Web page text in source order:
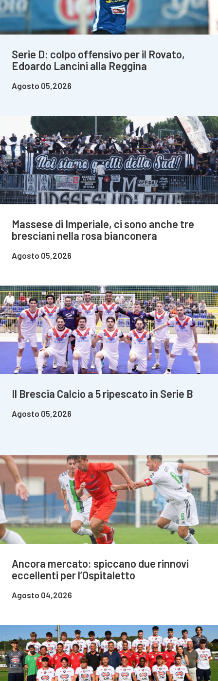
Serie D: colpo offensivo per il Rovato,
Edoardo Lancini alla Reggina
Agosto 05,2026
Massese di Imperiale, ci sono anche tre
bresciani nella rosa bianconera
Agosto 05,2026
Il Brescia Calcio a 5 ripescato in Serie B
Agosto 05,2026
Ancora mercato: spiccano due rinnovi
eccellenti per l’Ospitaletto
Agosto 04,2026